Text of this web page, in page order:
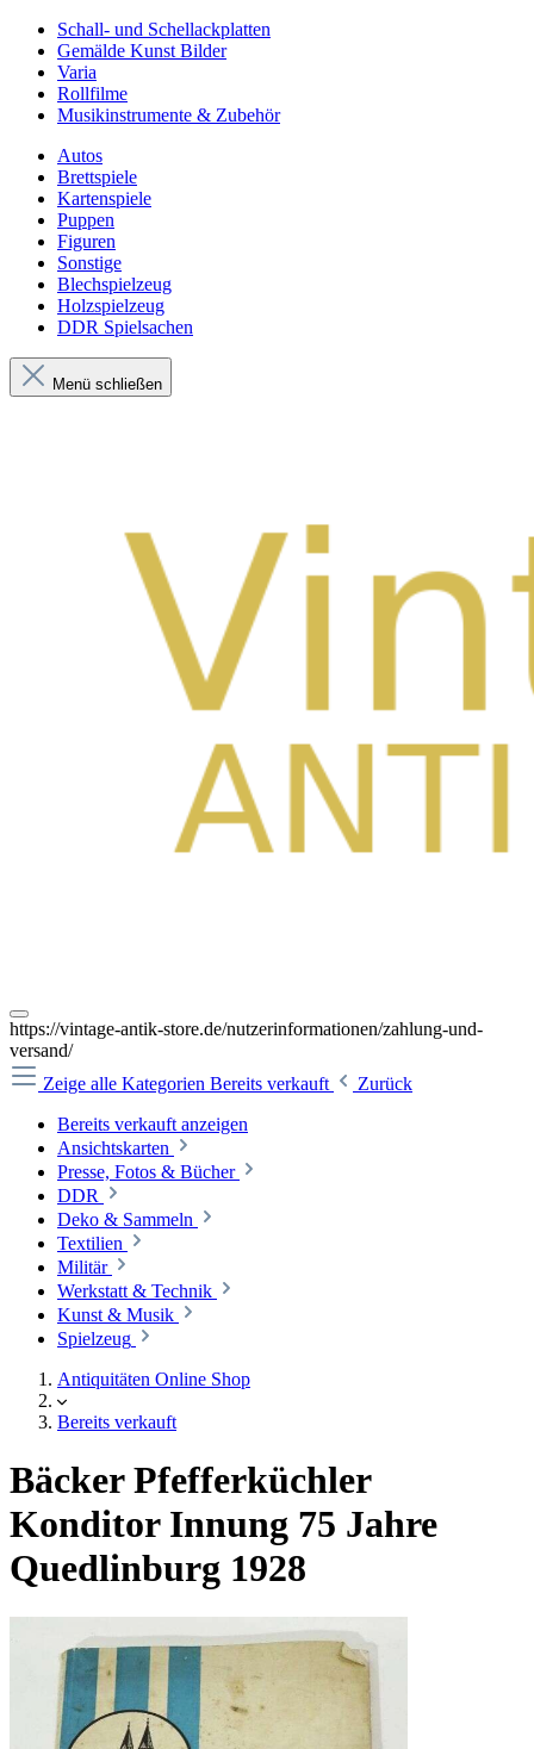
Schall- und Schellackplatten
Gemälde Kunst Bilder
Varia
Rollfilme
Musikinstrumente & Zubehör
Autos
Brettspiele
Kartenspiele
Puppen
Figuren
Sonstige
Blechspielzeug
Holzspielzeug
DDR Spielsachen
Menü schließen
https://vintage-antik-store.de/nutzerinformationen/zahlung-und-
versand/
Zeige alle Kategorien Bereits verkauft
Zurück
Bereits verkauft anzeigen
Ansichtskarten
Presse, Fotos & Bücher
DDR
Deko & Sammeln
Textilien
Militär
Werkstatt & Technik
Kunst & Musik
Spielzeug
Antiquitäten Online Shop
Bereits verkauft
Bäcker Pfefferküchler
Konditor Innung 75 Jahre
Quedlinburg 1928